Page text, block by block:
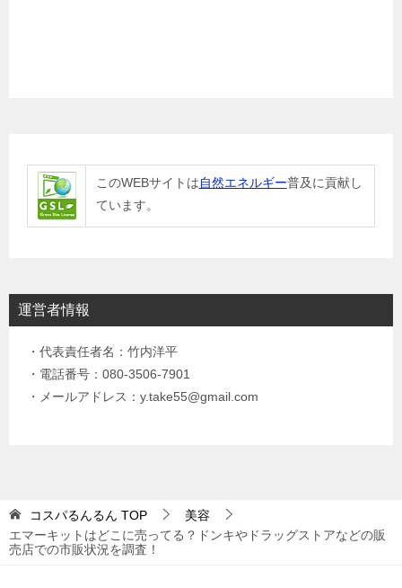
このWEBサイトは自然エネルギー普及に貢献し
ています。
運営者情報
・代表責任者名：竹内洋平
・電話番号：080-3506-7901
・メールアドレス：y.take55@gmail.com
コスパるんるん TOP
美容
エマーキットはどこに売ってる？ドンキやドラッグストアなどの販
売店での市販状況を調査！